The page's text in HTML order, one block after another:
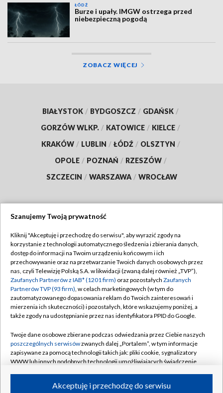
ŁÓDŹ
Burze i upały. IMGW ostrzega przed
niebezpieczną pogodą
ZOBACZ WIĘCEJ
BIAŁYSTOK / BYDGOSZCZ / GDAŃSK /
GORZÓW WLKP. / KATOWICE / KIELCE /
KRAKÓW / LUBLIN / ŁÓDŹ / OLSZTYN /
OPOLE / POZNAŃ / RZESZÓW /
SZCZECIN / WARSZAWA / WROCŁAW
TVP
Abonament TVP
Emisja w TVP
Centrum informacji TVP
Naziemna Telewizja Cyfrowa
Rada Programowa
System NOS
Informacje o nadawcy
Program dla prasy
Regulamin TVP
Polityka prywatności
Moje zgody
Pomoc
Kontakt
Kanały
Szanujemy Twoją prywatność
Kliknij "Akceptuję i przechodzę do serwisu", aby wyrazić zgody na
korzystanie z technologii automatycznego śledzenia i zbierania danych,
dostęp do informacji na Twoim urządzeniu końcowym i ich
przechowywanie oraz na przetwarzanie Twoich danych osobowych przez
nas, czyli Telewizję Polską S.A. w likwidacji (zwaną dalej również „TVP”),
Zaufanych Partnerów z IAB* (1201 firm) oraz pozostałych Zaufanych
Partnerów TVP (93 firm), w celach marketingowych (w tym do
zautomatyzowanego dopasowania reklam do Twoich zainteresowań i
mierzenia ich skuteczności) i pozostałych, które wskazujemy poniżej, a
także zgody na udostępnianie przez nas identyfikatora PPID do Google.
Twoje dane osobowe zbierane podczas odwiedzania przez Ciebie naszych
poszczególnych serwisówzwanych dalej „Portalem”, w tym informacje
zapisywane za pomocą technologii takich jak: pliki cookie, sygnalizatory
WWW lub innych podobnych technologii umożliwiających świadczenie
ruchu w Internecie.Akceptuję i przechodzę do serwisu